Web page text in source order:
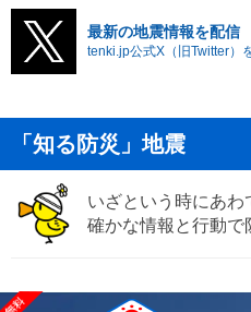
最新の地震情報を配信
tenki.jp公式X（旧Twitter）
「知る防災」地震
いざという時にあわ
確かな情報と行動で